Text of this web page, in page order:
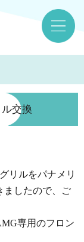
交換
リルをパナメリ
ましたので、ご
専用のフロン